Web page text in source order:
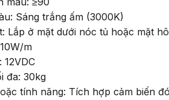
Sáng trắng ấm (3000K)
Lắp ở mặt dưới nóc tủ hoặc mặt
m
12VDC
đa: 30kg
tính năng: Tích hợp cảm biến